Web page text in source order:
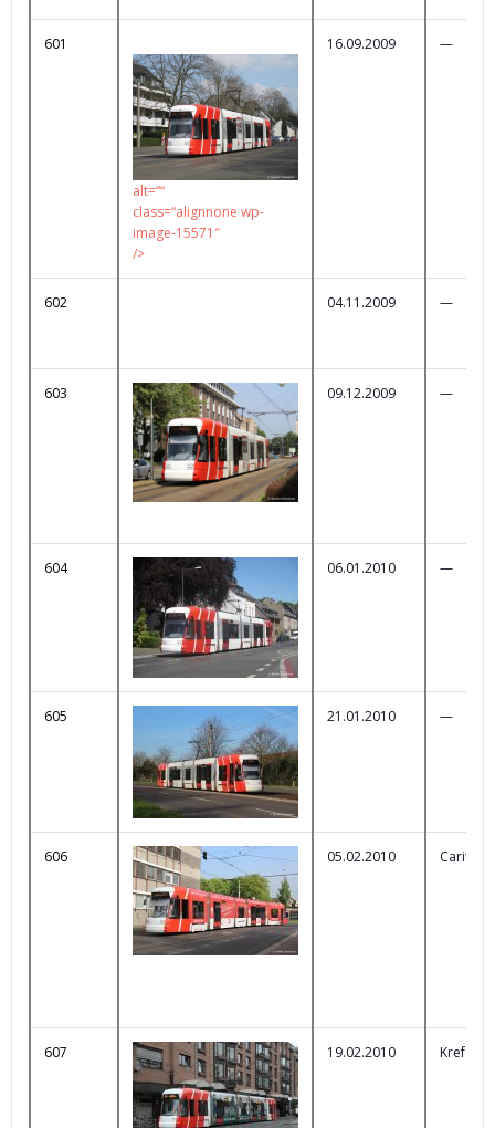
nummer
601
alt=““
class=“alignnone wp-
image-15571″
/>
16.09.2009 —
602 04.11.2009 —
603 09.12.2009 —
604 06.01.2010 —
605 21.01.2010 —
606 05.02.2010 Caritas
607 19.02.2010